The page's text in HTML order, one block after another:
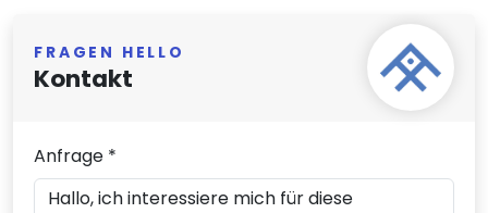
FRAGEN HELLO
Kontakt
Anfrage *